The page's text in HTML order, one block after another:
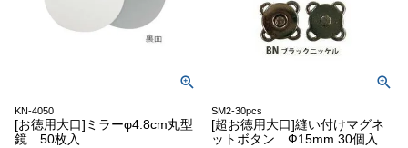
KN-4050
[お徳用大口]ミラーφ4.8cm丸型
鏡 50枚入
SM2-30pcs
[超お徳用大口]縫い付けマグネ
ットボタン Ф15mm 30個入